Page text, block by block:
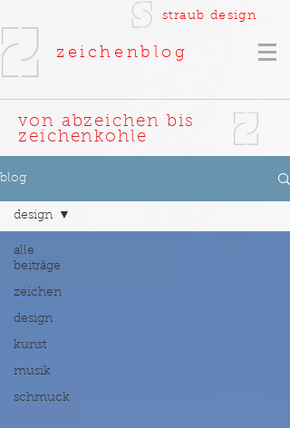
straub design
zeichenblog
von abzeichen bis
z eichenkohle
blog
alle
beiträge
zeichen
design
kunst
musik
schmuck
design